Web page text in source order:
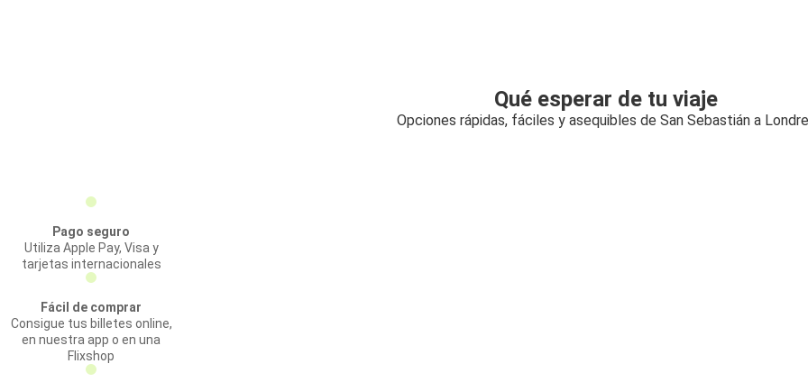
Qué esperar de tu viaje
Opciones rápidas, fáciles y asequibles de San Sebastián a
Pago seguro
Utiliza Apple Pay, Visa y
tarjetas internacionales
Fácil de comprar
Consigue tus billetes online,
en nuestra app o en una
Flixshop